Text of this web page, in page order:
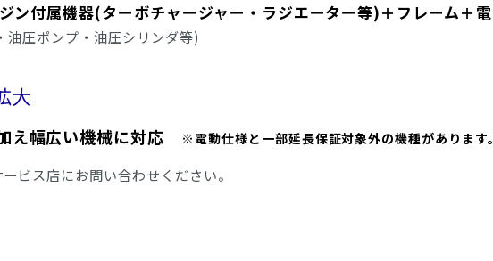
ン付属機器(ターボチャージャー・ラジエーター等)＋フレーム＋
圧ポンプ・油圧シリンダ等)
大
え幅広い機械に対応 ※電動仕様と一部延長保証対象外の機種があります
ビス店にお問い合わせください。